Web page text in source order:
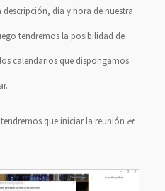
día y hora de nuestra
tendremos la posibilidad de
calendarios que dispongamos
que iniciar la reunión et